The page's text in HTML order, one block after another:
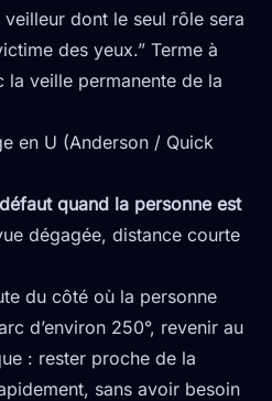
veilleur dont le seul rôle sera
des yeux.” Terme à
veille permanente de la
en U (Anderson / Quick
quand la personne est
dégagée, distance courte
du côté où la personne
d’environ 250°, revenir au
: rester proche de la
sans avoir besoin